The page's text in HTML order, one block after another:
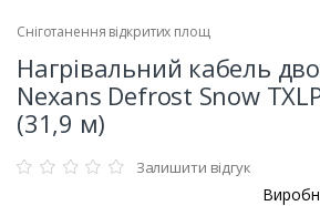
Сніготанення відкритих площ
Нагрівальний кабель
Nexans Defrost Snow
(31,9 м)
Залишити відгук